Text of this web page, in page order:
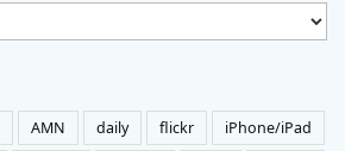
AMN daily flickr
iPhone/iPad